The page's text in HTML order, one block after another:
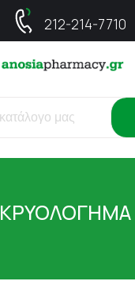
212-214-7710
ΚΡΥΟΛΟΓΗΜΑ